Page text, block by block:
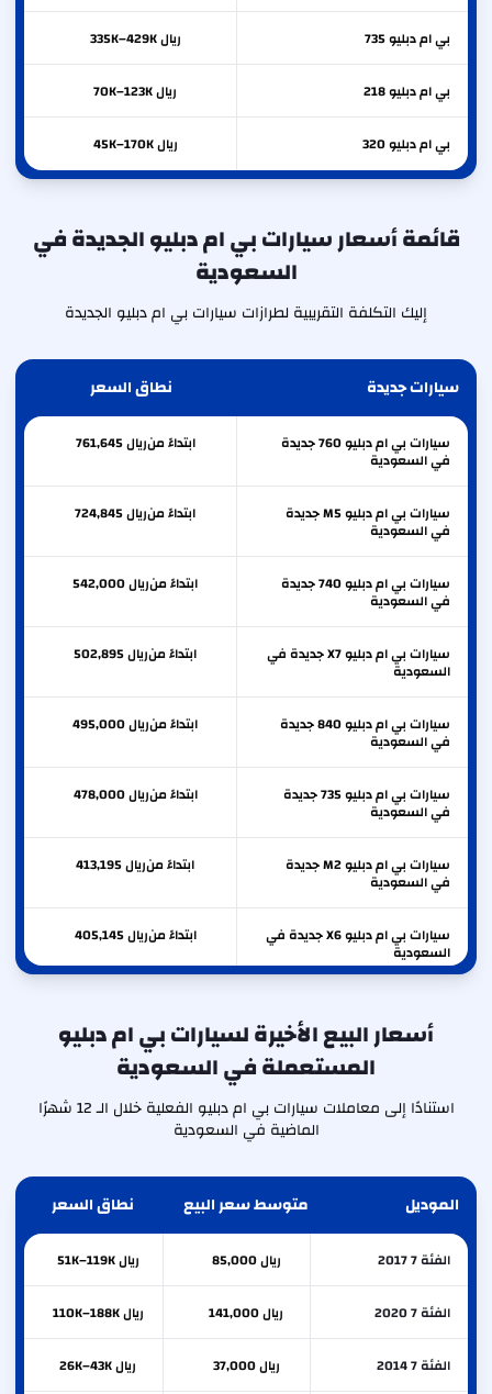
بي ام دبليو735 ريال 335K–429K
بي ام دبليو218 ريال 70K–123K
بي ام دبليو320 ريال 45K–170K
قائمة أسعار سيارات بي ام دبليو الجديدة في
السعودية
إليك التكلفة التقريبية لطرازات سيارات بي ام دبليو الجديدة
سيارات جديدة نطاق السعر
سيارات بي ام دبليو 760 جديدة
في السعودية
ابتداءً من 761,645ريال
سيارات بي ام دبليو M5 جديدة
في السعودية
ابتداءً من 724,845ريال
سيارات بي ام دبليو 740 جديدة
في السعودية
ابتداءً من 542,000ريال
سيارات بي ام دبليو X7 جديدة في
السعودية
ابتداءً من 502,895ريال
سيارات بي ام دبليو 840 جديدة
في السعودية
ابتداءً من 495,000ريال
سيارات بي ام دبليو 735 جديدة
في السعودية
ابتداءً من 478,000ريال
سيارات بي ام دبليو M2 جديدة
في السعودية
ابتداءً من 413,195ريال
سيارات بي ام دبليو X6 جديدة في
السعودية
ابتداءً من 405,145ريال
السعودية
سيارات بي ام دبليو 530 جديدة ابتداءً من 378,695ريال
أسعار البيع الأخيرة لسيارات بي ام دبليو
المستعملة في السعودية
استنادًا إلى معاملات سيارات بي ام دبليو الفعلية خلال الـ 12 شهرًا
الماضية في السعودية
الموديل متوسط سعر البيع نطاق السعر
الفئة 7 2017 ريال 85,000 ريال 51K–119K
الفئة 7 2020 ريال 141,000 ريال 110K–188K
الفئة 7 2014 ريال 37,000 ريال 26K–43K